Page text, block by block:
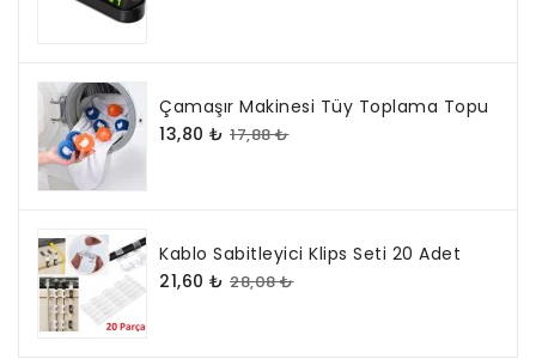
Çamaşır Makinesi Tüy Toplama Topu
13,80 ₺ 17,88 ₺
Kablo Sabitleyici Klips Seti 20 Adet
21,60 ₺ 28,08 ₺